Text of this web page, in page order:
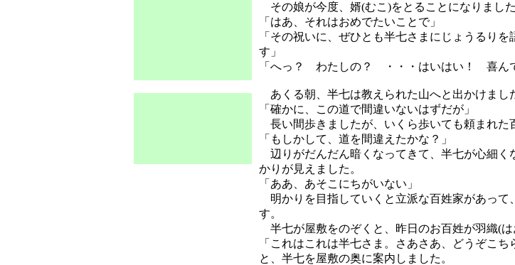
その娘が今度、婿(むこ)をとることになりました
「はあ、それはおめでたいことで」
「その祝いに、ぜひとも半七さまにじょうるり
す」
「へっ？ わたしの？ ・・・はいはい！ 喜んで
あくる朝、半七は教えられた山へと出かけまし
「確かに、この道で間違いないはずだが」
長い間歩きましたが、いくら歩いても頼まれた
「もしかして、道を間違えたかな？」
辺りがだんだん暗くなってきて、半七が心細く
かりが見えました。
「ああ、あそこにちがいない」
明かりを目指していくと立派な百姓家があって
す。
半七が屋敷をのぞくと、昨日のお百姓が羽織(は
「これはこれは半七さま。さあさあ、どうぞこち
と、半七を屋敷の奥に案内しました。